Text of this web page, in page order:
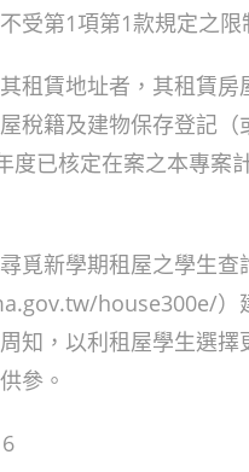
受第1項第1款規定之限
租賃地址者，其租賃
稅籍及建物保存登記
度已核定在案之本專案
覓新學期租屋之學生
house300e/）
知，以利租屋學生選
參。